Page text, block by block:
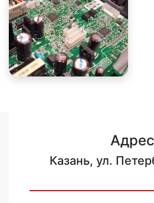
Адрес
Казань, ул.